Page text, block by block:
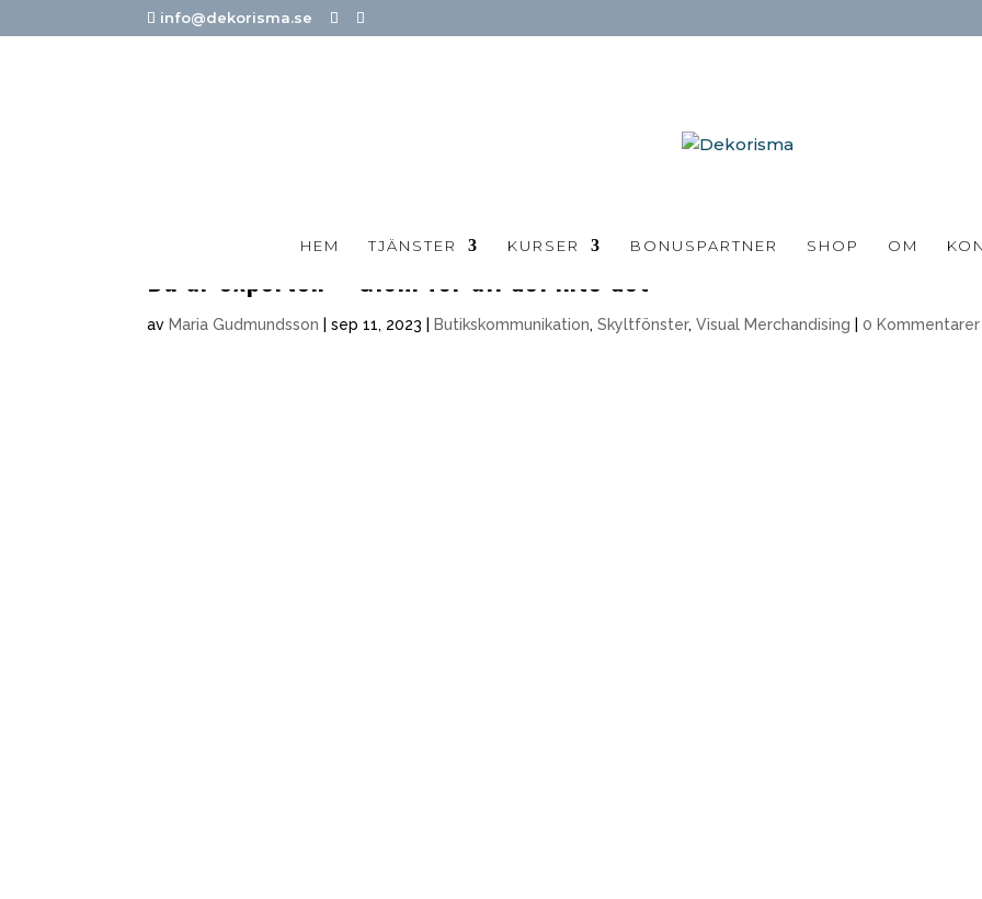
info@dekorisma.se
HEM TJÄNSTER KURSER BONUSPARTNER SHOP OM
Du är experten – Glöm för all del inte det
av Maria Gudmundsson |sep 11, 2023 Butikskommunikation,Skyltfönster,Visual Merchandising |0 Kommentarer